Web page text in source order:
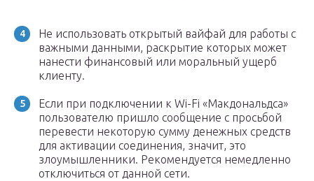
Не использовать открытый вайфай для работы с
важными данными, раскрытие которых может
нанести финансовый или моральный ущерб
клиенту.
Если при подключении к Wi-Fi «Макдональдса»
пользователю пришло сообщение с просьбой
перевести некоторую сумму денежных средств
для активации соединения, значит, это
злоумышленники. Рекомендуется немедленно
отключиться от данной сети.